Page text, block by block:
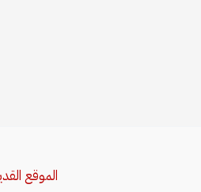
الموقع